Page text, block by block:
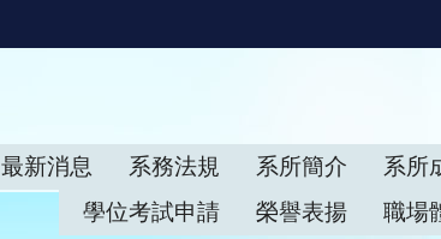
最新消息 系務法規 系所簡介
系所
學位考試申請
榮譽表揚 職場